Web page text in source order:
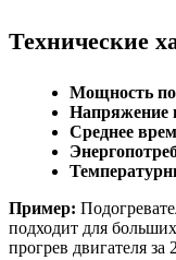
Технические
Мощность
Напряжение
Среднее
Пример:
подходит для
прогрев двигателя